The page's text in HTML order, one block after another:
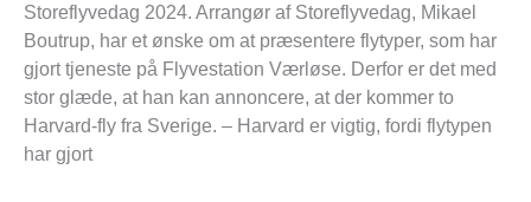
Storeflyvedag 2024. Arrangør af Storeflyvedag, Mikael
Boutrup, har et ønske om at præsentere flytyper, som har
gjort tjeneste på Flyvestation Værløse. Derfor er det med
stor glæde, at han kan annoncere, at der kommer to
Harvard-fly fra Sverige. – Harvard er vigtig, fordi flytypen
har gjort